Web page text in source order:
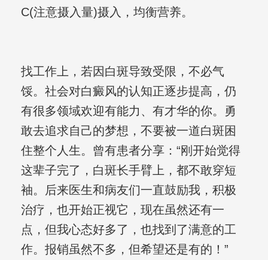
C(注意摄入量)摄入，均衡营养。
找工作上，若因白斑导致受限，不必气
馁。社会对白癜风的认知正逐步提高，仍
有很多领域欢迎有能力、有才华的你。勇
敢去追求自己的梦想，不要被一道白斑困
住整个人生。曾有患者分享：“刚开始觉得
这辈子完了，白斑长手臂上，都不敢穿短
袖。后来医生和病友们一直鼓励我，积极
治疗，也开始正视它，现在虽然还有一
点，但我心态好多了，也找到了满意的工
作。报销虽然不多，但希望还是有的！”